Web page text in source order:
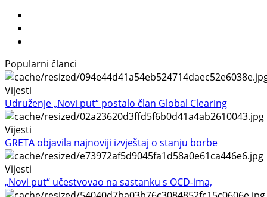
Popularni članci
Vijesti
Udruženje „Novi put“ postalo član Global Clearing
Vijesti
GRETA objavila najnoviji izvještaj o stanju borbe
Vijesti
„Novi put“ učestvovao na sastanku s OCD-ima,